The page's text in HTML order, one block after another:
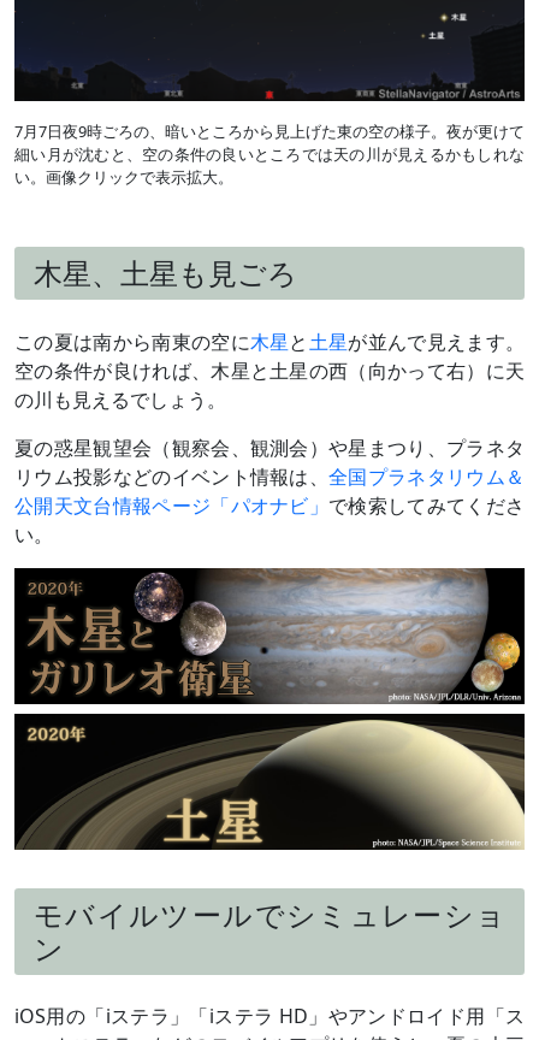
7月7日夜9時ごろの、暗いところから見上げた東の空の様子。夜が更けて
細い月が沈むと、空の条件の良いところでは天の川が見えるかもしれな
い。画像クリックで表示拡大。
木星、土星も見ごろ
この夏は南から南東の空に木星と土星が並んで見えます。
空の条件が良ければ、木星と土星の西（向かって右）に天
の川も見えるでしょう。
夏の惑星観望会（観察会、観測会）や星まつり、プラネタ
リウム投影などのイベント情報は、全国プラネタリウム＆
公開天文台情報ページ「パオナビ」 で検索してみてくださ
い。
モバイルツールでシミュレーショ
ン
iOS用の「iステラ」「iステラ HD」やアンドロイド用「ス